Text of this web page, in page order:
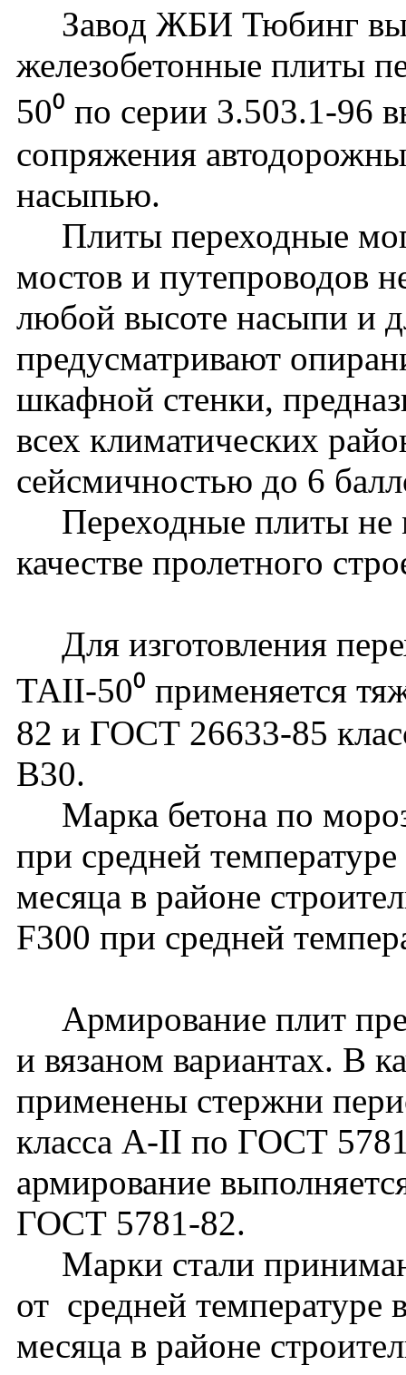
Завод ЖБИ Тюбинг
железобетонные плиты
50⁰ по серии 3.503.1-96
сопряжения
насыпью.
Плиты переходные
мостов и путепроводов
любой высоте насыпи и
предусматривают
шкафной стенки,
всех климатических
сейсмичностью до 6
Переходные плиты не
качестве пролетного
Для изготовления
ТАII-50⁰ применяется
82 и ГОСТ 26633-85
В30.
Марка бетона по
при средней
месяца в районе
F300 при средней
Армирование плит
и вязаном вариантах. В
применены стержни
класса А-II по ГОСТ
армирование
ГОСТ 5781-82.
Марки стали
от средней температуре
месяца в районе